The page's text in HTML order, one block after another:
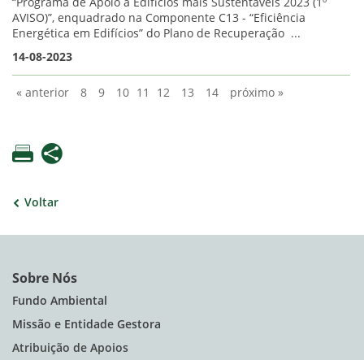
“Programa de Apoio a Edifícios mais Sustentáveis 2023 (1º
AVISO)”, enquadrado na Componente C13 - “Eficiência
Energética em Edifícios” do Plano de Recuperação ...
14-08-2023
« anterior 8 9 10 11 12 13 14 próximo »
Voltar
Sobre Nós
Fundo Ambiental
Missão e Entidade Gestora
Atribuição de Apoios